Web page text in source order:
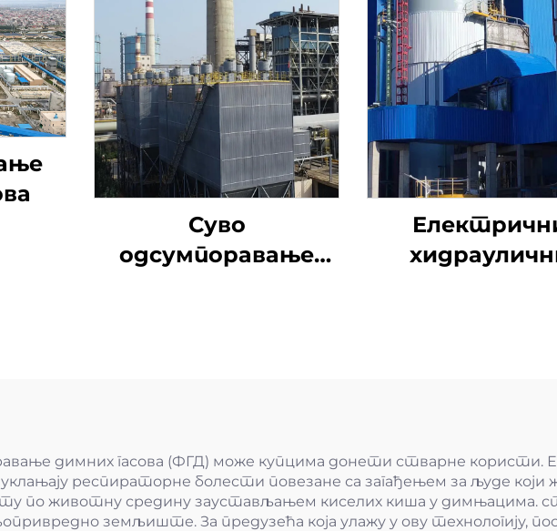
Суво
одсумпоравање
димних гасова (ФГД) може купцима донети стварне користи.
респираторне болести повезане са загађењем за људе
по животну средину заустављањем киселих киша у димњацима.
земљиште. За предузећа која улажу у ову технологију,